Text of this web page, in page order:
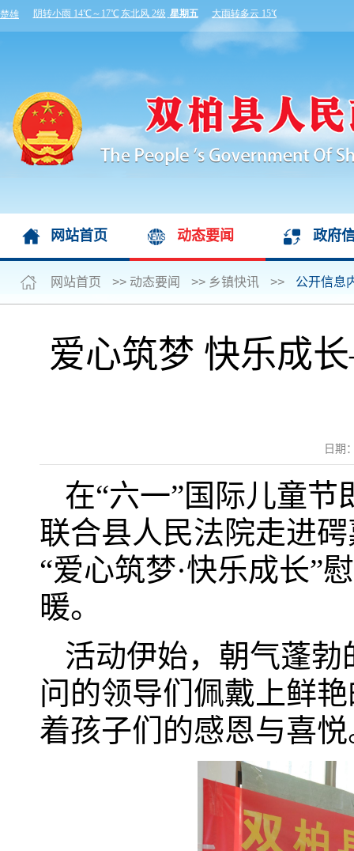
网站首页 动态要闻 政府
网站首页 >> 动态要闻 >> 乡镇快讯 >> 公开信息
爱心筑梦 快乐成
日期
在“六一”国际儿童
联合县人民法院走进
“爱心筑梦·快乐成长”
暖。
活动伊始，朝气蓬
问的领导们佩戴上鲜
着孩子们的感恩与喜